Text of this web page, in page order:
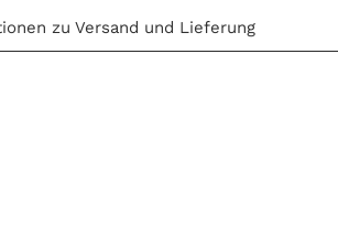
zu Versand und Lieferung